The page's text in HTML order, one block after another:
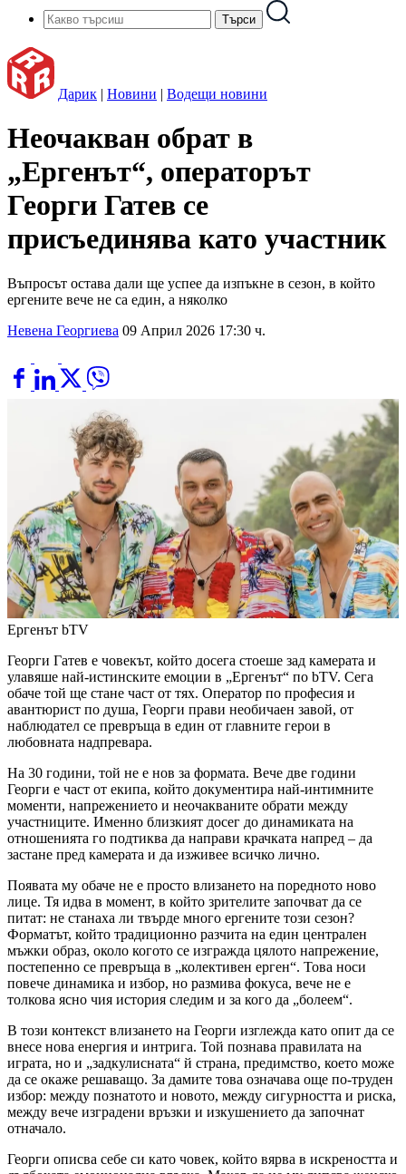
Дарик | Новини | Водещи новини
Неочакван обрат в
„Ергенът“, операторът
Георги Гатев се
присъединява като участник
Въпросът остава дали ще успее да изпъкне в сезон, в който
ергените вече не са един, а няколко
Невена Георгиева 09 Април 2026 17:30 ч.
Ергенът bTV
Георги Гатев е човекът, който досега стоеше зад камерата и
улавяше най-истинските емоции в „Ергенът“ по bTV. Сега
обаче той ще стане част от тях. Оператор по професия и
авантюрист по душа, Георги прави необичаен завой, от
наблюдател се превръща в един от главните герои в
любовната надпревара.
На 30 години, той не е нов за формата. Вече две години
Георги е част от екипа, който документира най-интимните
моменти, напрежението и неочакваните обрати между
участниците. Именно близкият досег до динамиката на
отношенията го подтиква да направи крачката напред – да
застане пред камерата и да изживее всичко лично.
Появата му обаче не е просто влизането на поредното ново
лице. Тя идва в момент, в който зрителите започват да се
питат: не станаха ли твърде много ергените този сезон?
Форматът, който традиционно разчита на един централен
мъжки образ, около когото се изгражда цялото напрежение,
постепенно се превръща в „колективен ерген“. Това носи
повече динамика и избор, но размива фокуса, вече не е
толкова ясно чия история следим и за кого да „болеем“.
В този контекст влизането на Георги изглежда като опит да се
внесе нова енергия и интрига. Той познава правилата на
играта, но и „задкулисната“ й страна, предимство, което може
да се окаже решаващо. За дамите това означава още по-труден
избор: между познатото и новото, между сигурността и риска,
между вече изградени връзки и изкушението да започнат
отначало.
Георги описва себе си като човек, който вярва в искреността и